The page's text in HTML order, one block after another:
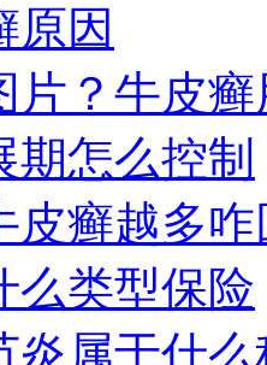
原因
片？牛皮
怎么控制
皮癣越多咋
么类型保险
炎属于什么